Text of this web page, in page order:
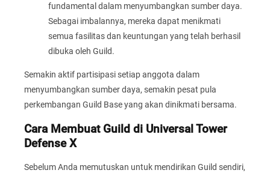
fundamental dalam menyumbangkan sumber daya.
Sebagai imbalannya, mereka dapat menikmati
semua fasilitas dan keuntungan yang telah berhasil
dibuka oleh Guild.
Semakin aktif partisipasi setiap anggota dalam
menyumbangkan sumber daya, semakin pesat pula
perkembangan Guild Base yang akan dinikmati bersama.
Cara Membuat Guild di Universal Tower
Defense X
Sebelum Anda memutuskan untuk mendirikan Guild sendiri,